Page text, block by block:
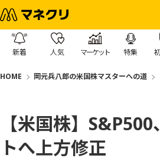
新着 人気 マーケット 特集
HOME 岡元兵八郎の米国株マスターへの道
【米国株】
トへ上方修正